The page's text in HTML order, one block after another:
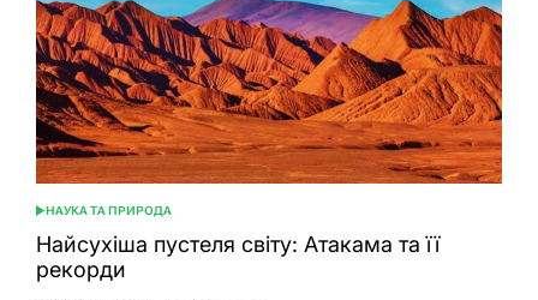
ОПУБЛІКУВАТИ
У
НАУКА ТА ПРИРОДА
Найсухіша пустеля світу: Атакама та її
рекорди